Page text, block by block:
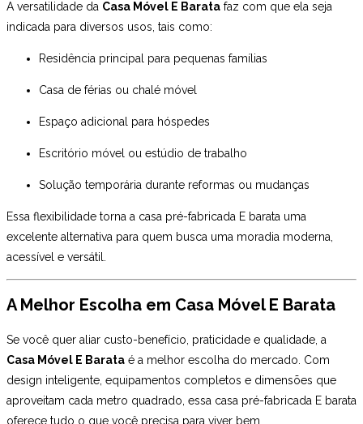
A versatilidade da Casa Móvel E Barata faz com que ela seja
indicada para diversos usos, tais como:
Residência principal para pequenas famílias
Casa de férias ou chalé móvel
Espaço adicional para hóspedes
Escritório móvel ou estúdio de trabalho
Solução temporária durante reformas ou mudanças
Essa flexibilidade torna a casa pré-fabricada E barata uma
excelente alternativa para quem busca uma moradia moderna,
acessível e versátil.
A Melhor Escolha em Casa Móvel E Barata
Se você quer aliar custo-benefício, praticidade e qualidade, a
Casa Móvel E Barata é a melhor escolha do mercado. Com
design inteligente, equipamentos completos e dimensões que
aproveitam cada metro quadrado, essa casa pré-fabricada E barata
oferece tudo o que você precisa para viver bem.